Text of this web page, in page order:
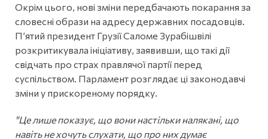
Окрім цього, нові зміни передбачають покарання за
словесні образи на адресу державних посадовців.
П’ятий президент Грузії Саломе Зурабішвілі
розкритикувала ініціативу, заявивши, що такі дії
свідчать про страх правлячої партії перед
суспільством. Парламент розглядає ці законодавчі
зміни у прискореному порядку.
"Це лише показує, що вони настільки налякані, що
навіть не хочуть слухати, що про них думає